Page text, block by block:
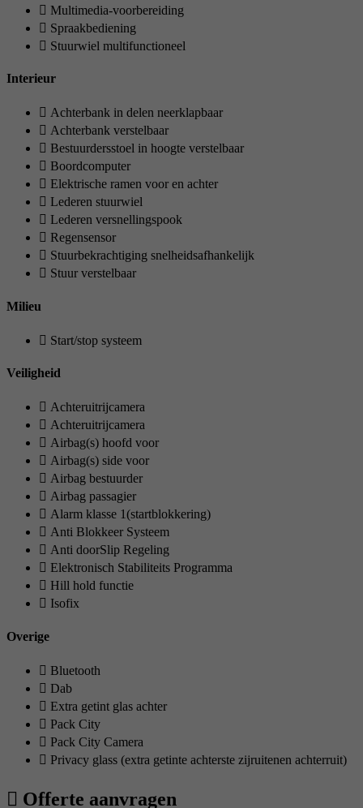
Multimedia-voorbereiding
Spraakbediening
Stuurwiel multifunctioneel
Interieur
Achterbank in delen neerklapbaar
Achterbank verstelbaar
Bestuurdersstoel in hoogte verstelbaar
Boordcomputer
Elektrische ramen voor en achter
Lederen stuurwiel
Lederen versnellingspook
Regensensor
Stuurbekrachtiging snelheidsafhankelijk
Stuur verstelbaar
Milieu
Start/stop systeem
Veiligheid
Achteruitrijcamera
Achteruitrijcamera
Airbag(s) hoofd voor
Airbag(s) side voor
Airbag bestuurder
Airbag passagier
Alarm klasse 1(startblokkering)
Anti Blokkeer Systeem
Anti doorSlip Regeling
Elektronisch Stabiliteits Programma
Hill hold functie
Isofix
Overige
Bluetooth
Dab
Extra getint glas achter
Pack City
Pack City Camera
Privacy glass (extra getinte achterste zijruitenen achterruit)
Offerte aanvragen